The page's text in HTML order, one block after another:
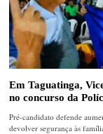
Em Taguatinga,
no concurso da
Pré-candidato defende
devolver segurança às